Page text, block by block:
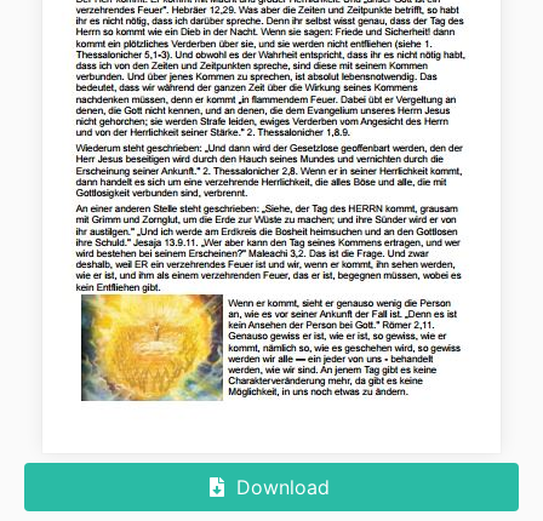
Download